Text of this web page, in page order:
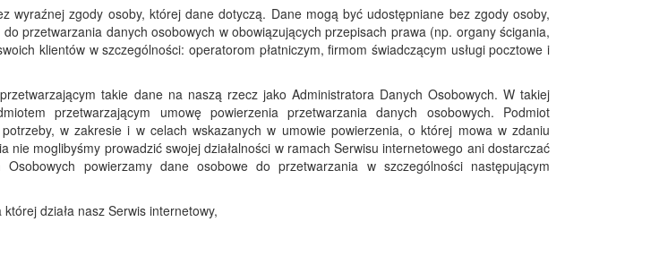
wyraźnej zgody osoby, której dane dotyczą. Dane mogą być udostępniane bez zgody osoby,
przetwarzania danych osobowych w obowiązujących przepisach prawa (np. organy ścigania,
klientów w szczególności: operatorom płatniczym, firmom świadczącym usługi pocztowe i
takie dane na naszą rzecz jako Administratora Danych Osobowych. W takiej
przetwarzającym umowę powierzenia przetwarzania danych osobowych. Podmiot
w zakresie i w celach wskazanych w umowie powierzenia, o której mowa w zdaniu
moglibyśmy prowadzić swojej działalności w ramach Serwisu internetowego ani dostarczać
powierzamy dane osobowe do przetwarzania w szczególności następującym
działa nasz Serwis internetowy,